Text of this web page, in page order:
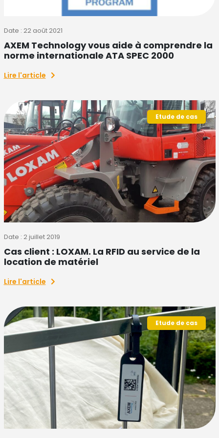
Date : 22 août 2021
AXEM Technology vous aide à comprendre la
norme internationale ATA SPEC 2000
Lire l'article
Etude de cas
Date : 2 juillet 2019
Cas client : LOXAM. La RFID au service de la
location de matériel
Lire l'article
Etude de cas